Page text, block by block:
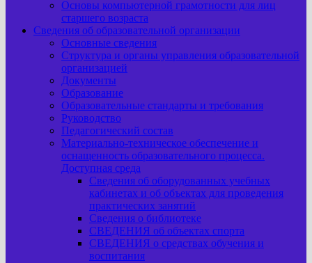
Основы компьютерной грамотности для лиц
старшего возраста
Сведения об образовательной организации
Основные сведения
Структура и органы управления образовательной
организацией
Документы
Образование
Образовательные стандарты и требования
Руководство
Педагогический состав
Материально-техническое обеспечение и
оснащенность образовательного процесса.
Доступная среда
Сведения об оборудованных учебных
кабинетах и об объектах для проведения
практических занятий
Сведения о библиотеке
СВЕДЕНИЯ об объектах спорта
СВЕДЕНИЯ о средствах обучения и
воспитания